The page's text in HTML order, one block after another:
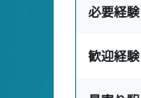
必要経験
歓迎経験